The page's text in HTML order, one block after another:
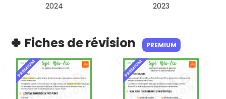
2024
2023
🍀 Fiches de révision PREMIUM
PREMIUM PREMIUM